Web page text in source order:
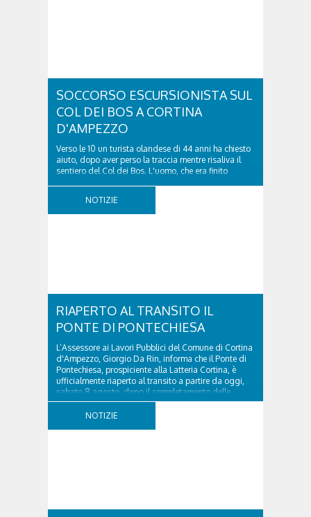
SOCCORSO ESCURSIONISTA SUL
COL DEI BOS A CORTINA
D'AMPEZZO
Verso le 10 un turista olandese di 44 anni ha chiesto
aiuto, dopo aver perso la traccia mentre risaliva il
sentiero del Col dei Bos. L'uomo, che era finito
Torri del Falzarego, era...
NOTIZIE
RIAPERTO AL TRANSITO IL
PONTE DI PONTECHIESA
L’Assessore ai Lavori Pubblici del Comune di Cortina
d'Ampezzo, Giorgio Da Rin, informa che il Ponte di
Pontechiesa, prospiciente alla Latteria Cortina, è
ufficialmente riaperto al transito a partire da oggi,
sabato 8 agosto, dopo il completamento delle
verifiche e il positivo collaudo...
NOTIZIE